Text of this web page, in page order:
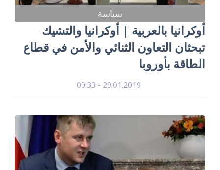
سياسة
أوكرانيا بالعربية | أوكرانيا والتشيك
تبحثان التعاون الثنائي والأمن في قطاع
الطاقة بأوروبا
29.01.2019 - 00:33